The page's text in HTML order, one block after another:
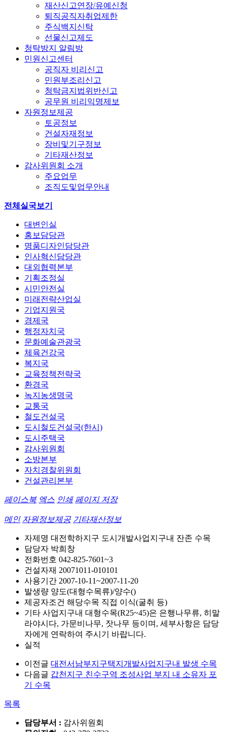
재산신고연장/유예신청
퇴직공직자취업제한
주식백지신탁
선물신고제도
청탁방지 알림방
민원신고센터
공직자 비리신고
민원부조리신고
청탁금지법위반신고
공무원 비리익명제보
자원정보제공
토공정보
건설자재정보
장비및기구정보
기타재산정보
감사위원회 소개
주요업무
조직도및업무안내
전체실국보기
대변인실
홍보담당관
명품디자인담당관
인사혁신담당관
대외협력본부
기획조정실
시민안전실
미래전략산업실
기업지원국
경제국
행정자치국
문화예술관광국
체육건강국
복지국
교육정책전략국
환경국
녹지농생명국
교통국
철도건설국
도시철도건설국(한시)
도시주택국
감사위원회
소방본부
자치경찰위원회
건설관리본부
페이스북 엑스 인쇄 페이지 저장
메인 자원정보제공 기타재산정보
자제명 대전학하지구 도시개발사업지구내 잔존 수목
담당자 박희창
전화번호 042-825-7601~3
건설자재 20071011-010101
사용기간 2007-10-11~2007-11-20
발생량 양도(대형수목류)/양수()
제공자조건 해당수목 직접 이식(굴취 등)
기타 사업지구내 대형수목(R25~45)은 은행나무류, 히말
라야시다, 가문비나무, 잣나무 등이며, 세부사항은 담당
자에게 연락하여 주시기 바랍니다.
실적
이전글 대전서남부지구택지개발사업지구내 발생 수목
다음글 갑천지구 친수구역 조성사업 부지 내 소유자 포
기 수목
목록
담당부서 : 감사위원회